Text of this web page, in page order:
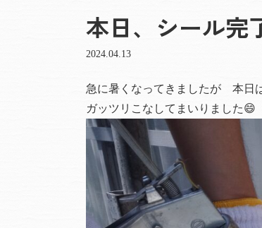
本日、シール完
2024.04.13
急に暑くなってきましたが 本日
ガッツリこなしてまいりました😄